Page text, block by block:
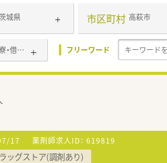
城県 市区町村 高萩市
寮・借上社宅あり フリーワード
17 薬剤師求人ID： 619819
ッグストア(調剤あり)